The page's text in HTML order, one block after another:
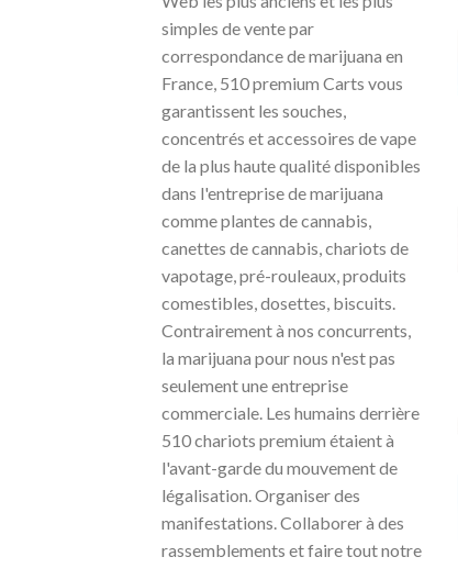
simples de vente par
correspondance de marijuana en
France, 510 premium Carts vous
garantissent les souches,
concentrés et accessoires de vape
de la plus haute qualité disponibles
dans l'entreprise de marijuana
comme plantes de cannabis,
canettes de cannabis, chariots de
vapotage, pré-rouleaux, produits
comestibles, dosettes, biscuits.
Contrairement à nos concurrents,
la marijuana pour nous n'est pas
seulement une entreprise
commerciale. Les humains derrière
510 chariots premium étaient à
l'avant-garde du mouvement de
légalisation. Organiser des
manifestations. Collaborer à des
rassemblements et faire tout notre